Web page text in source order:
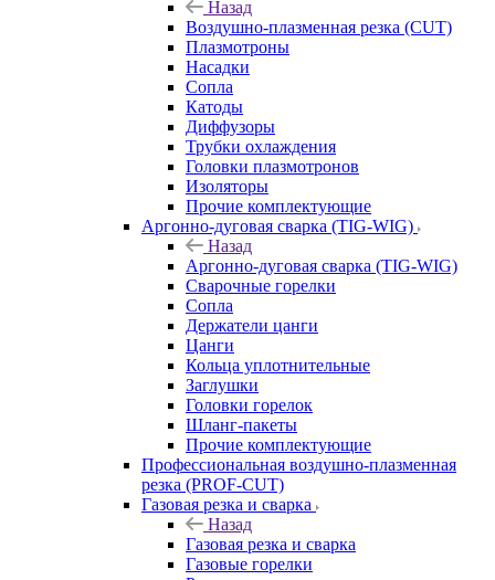
Назад
Воздушно-плазменная резка (CUT)
Плазмотроны
Насадки
Сопла
Катоды
Диффузоры
Трубки охлаждения
Головки плазмотронов
Изоляторы
Прочие комплектующие
Аргонно-дуговая сварка (TIG-WIG)
Назад
Аргонно-дуговая сварка (TIG-WIG)
Сварочные горелки
Сопла
Держатели цанги
Цанги
Кольца уплотнительные
Заглушки
Головки горелок
Шланг-пакеты
Прочие комплектующие
Профессиональная воздушно-плазменная
резка (PROF-CUT)
Газовая резка и сварка
Назад
Газовая резка и сварка
Газовые горелки